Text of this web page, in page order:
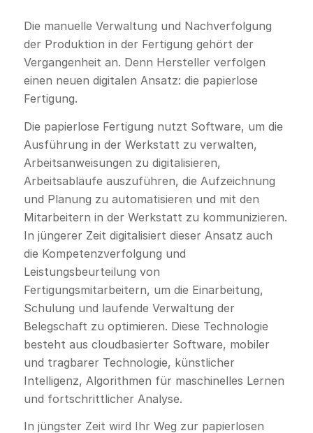
Die manuelle Verwaltung und Nachverfolgung
der Produktion in der Fertigung gehört der
Vergangenheit an. Denn Hersteller verfolgen
einen neuen digitalen Ansatz: die papierlose
Fertigung.
Die papierlose Fertigung nutzt Software, um die
Ausführung in der Werkstatt zu verwalten,
Arbeitsanweisungen zu digitalisieren,
Arbeitsabläufe auszuführen, die Aufzeichnung
und Planung zu automatisieren und mit den
Mitarbeitern in der Werkstatt zu kommunizieren.
In jüngerer Zeit digitalisiert dieser Ansatz auch
die Kompetenzverfolgung und
Leistungsbeurteilung von
Fertigungsmitarbeitern, um die Einarbeitung,
Schulung und laufende Verwaltung der
Belegschaft zu optimieren. Diese Technologie
besteht aus cloudbasierter Software, mobiler
und tragbarer Technologie, künstlicher
Intelligenz, Algorithmen für maschinelles Lernen
und fortschrittlicher Analyse.
In jüngster Zeit wird Ihr Weg zur papierlosen